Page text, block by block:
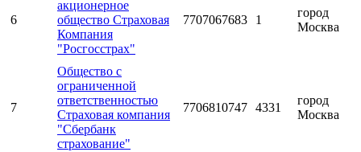
6
акционерное
общество Страховая
Компания
"Росгосстрах"
7707067683 1
город
Москва
7
Общество с
ограниченной
ответственностью
Страховая компания
"Сбербанк
страхование"
7706810747 4331
город
Москва